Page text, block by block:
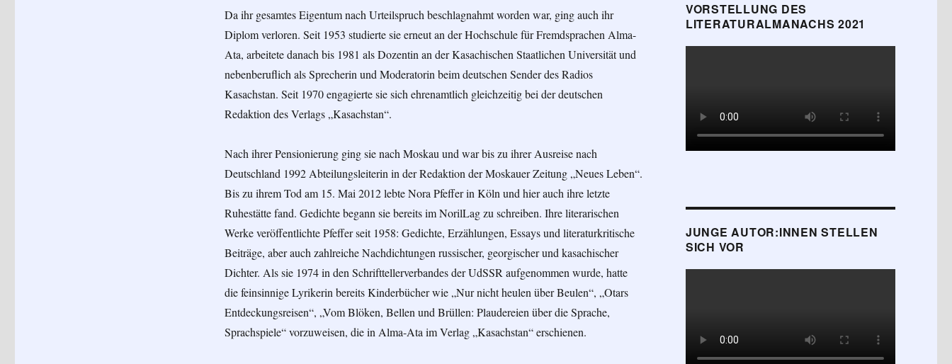
Da ihr gesamtes Eigentum nach Urteilspruch beschlagnahmt worden war, ging auch ihr
Diplom verloren. Seit 1953 studierte sie erneut an der Hochschule für Fremdsprachen Alma-
Ata, arbeitete danach bis 1981 als Dozentin an der Kasachischen Staatlichen Universität und
nebenberuflich als Sprecherin und Moderatorin beim deutschen Sender des Radios
Kasachstan. Seit 1970 engagierte sie sich ehrenamtlich gleichzeitig bei der deutschen
Redaktion des Verlags „Kasachstan“.
Nach ihrer Pensionierung ging sie nach Moskau und war bis zu ihrer Ausreise nach
Deutschland 1992 Abteilungsleiterin in der Redaktion der Moskauer Zeitung „Neues Leben“.
Bis zu ihrem Tod am 15. Mai 2012 lebte Nora Pfeffer in Köln und hier auch ihre letzte
Ruhestätte fand. Gedichte begann sie bereits im NorilLag zu schreiben. Ihre literarischen
Werke veröffentlichte Pfeffer seit 1958: Gedichte, Erzählungen, Essays und literaturkritische
Beiträge, aber auch zahlreiche Nachdichtungen russischer, georgischer und kasachischer
Dichter. Als sie 1974 in den Schrifttellerverbandes der UdSSR aufgenommen wurde, hatte
die feinsinnige Lyrikerin bereits Kinderbücher wie „Nur nicht heulen über Beulen“, „Otars
Entdeckungsreisen“, „Vom Blöken, Bellen und Brüllen: Plaudereien über die Sprache,
Sprachspiele“ vorzuweisen, die in Alma-Ata im Verlag „Kasachstan“ erschienen.
VORSTELLUNG DES
LITERATURALMANACHS 2021
JUNGE AUTOR:INNEN STELLEN
SICH VOR